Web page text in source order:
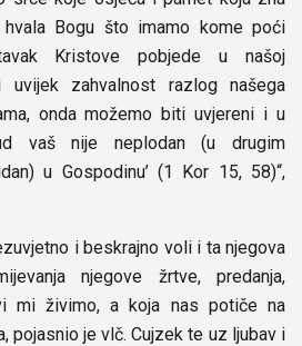
Bogu što imamo kome poći
Kristove pobjede u našoj
uvijek zahvalnost razlog našega
onda možemo biti uvjereni i u
vaš nije neplodan (u drugim
u Gospodinu’ (1 Kor 15, 58)“,
i beskrajno voli i ta njegova
njegove žrtve, predanja,
mi živimo, a koja nas potiče na
pojasnio je vlč. Cujzek te uz ljubav i